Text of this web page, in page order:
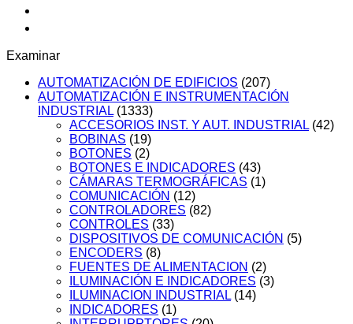
Examinar
AUTOMATIZACIÓN DE EDIFICIOS (207)
AUTOMATIZACIÓN E INSTRUMENTACIÓN
INDUSTRIAL (1333)
ACCESORIOS INST. Y AUT. INDUSTRIAL (42)
BOBINAS (19)
BOTONES (2)
BOTONES E INDICADORES (43)
CÁMARAS TERMOGRÁFICAS (1)
COMUNICACIÓN (12)
CONTROLADORES (82)
CONTROLES (33)
DISPOSITIVOS DE COMUNICACIÓN (5)
ENCODERS (8)
FUENTES DE ALIMENTACION (2)
ILUMINACIÓN E INDICADORES (3)
ILUMINACION INDUSTRIAL (14)
INDICADORES (1)